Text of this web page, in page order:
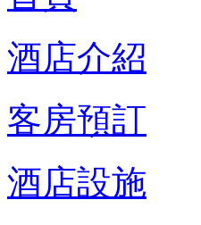
酒店介紹
客房預訂
酒店設施